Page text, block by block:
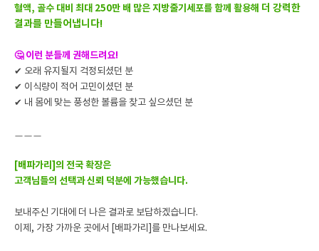
혈액, 골수 대비 최대 250만 배 많은 지방줄기세포를 함께 활용해 더 강력한
결과를 만들어냅니다!
🤔 이런 분들께 권해드려요!
✔ 오래 유지될지 걱정되셨던 분
✔ 이식량이 적어 고민이셨던 분
✔ 내 몸에 맞는 풍성한 볼륨을 찾고 싶으셨던 분
ㅡㅡㅡ
[배파가리]의 전국 확장은
고객님들의 선택과 신뢰 덕분에 가능했습니다.
보내주신 기대에 더 나은 결과로 보답하겠습니다.
이제, 가장 가까운 곳에서 [배파가리]를 만나보세요.